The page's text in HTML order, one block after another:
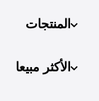
المنتجات
الأكثر مبيعا